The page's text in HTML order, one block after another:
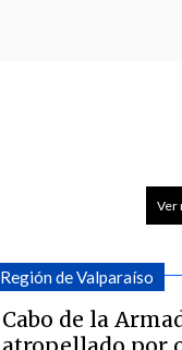
Ver
Región de Valparaíso
Cabo de la